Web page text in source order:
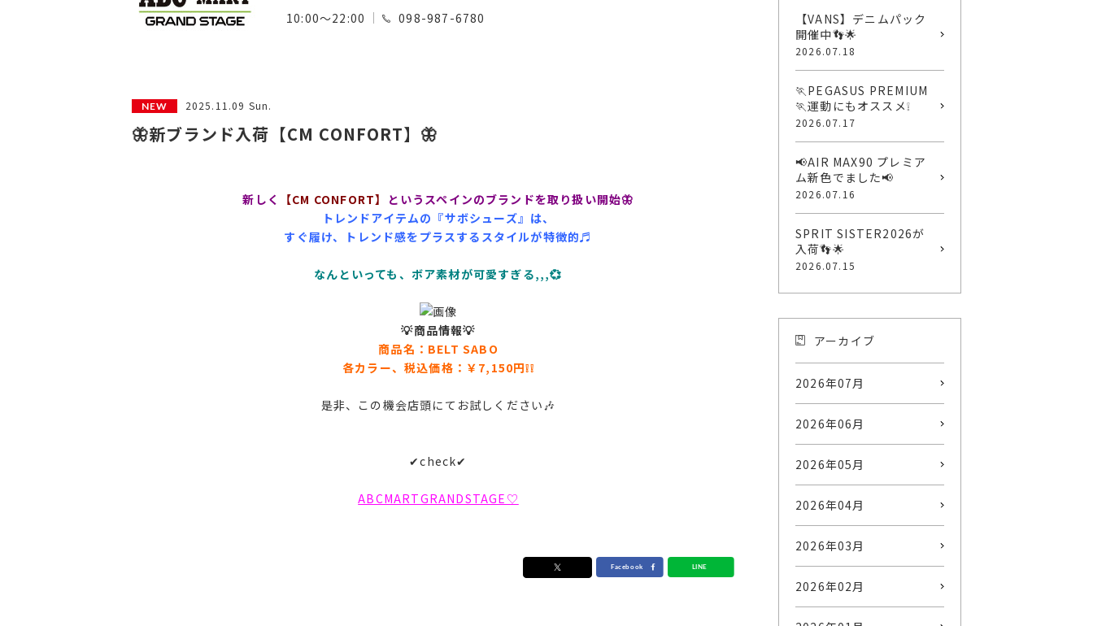
10:00～22:00 098-987-6780
2025.11.09 Sun.
🦋新ブランド入荷【CM CONFORT】🦋
新しく 【CM CONFORT】
というスペインのブランドを取り扱い開始🦋
トレンドアイテムの『サボシューズ』は、
すぐ履け、トレンド感をプラスするスタイルが特徴的♬
なんといっても、ボア素材が可愛すぎる,,,💞
💡商品情報💡
商品名：BELT SABO
各カラー、税込価格：￥7,150円❕❕
是非、この機会店頭にてお試しください🎶
✔check✔
ABCMARTGRANDSTAGE♡
【VANS】デニムパック
開催中👣🌟
2026.07.18
🏃PEGASUS PREMIUM
🏃運動にもオススメ❕
2026.07.17
📢AIR MAX90 プレミア
ム新色でました📢
2026.07.16
SPRIT SISTER2026が
入荷👣🌟
2026.07.15
アーカイブ
2026年07月
2026年06月
2026年05月
2026年04月
2026年03月
2026年02月